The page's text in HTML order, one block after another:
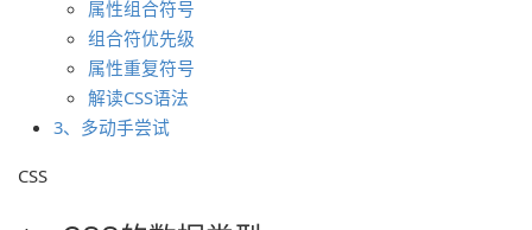
属性组合符号
组合符优先级
属性重复符号
解读CSS语法
3、多动手尝试
CSS